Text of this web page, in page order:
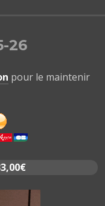
26
pour le maintenir